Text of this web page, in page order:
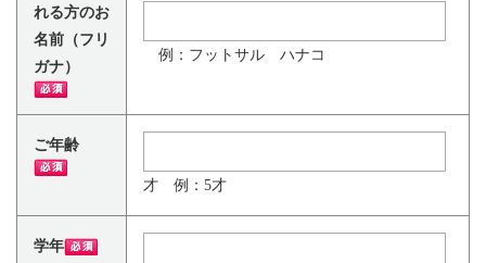
れる方のお
名前（フリ
ガナ）
例：フットサル ハナコ
ご年齢
才 例：5才
学年